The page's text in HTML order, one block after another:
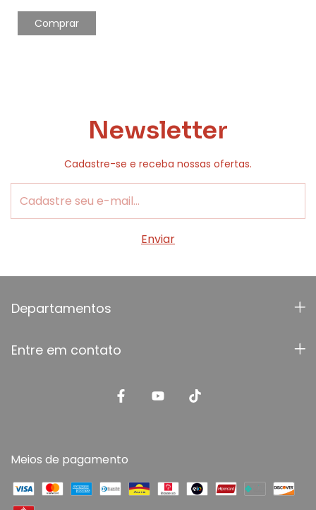
Comprar
Newsletter
Cadastre-se e receba nossas ofertas.
Departamentos
Entre em contato
Meios de pagamento